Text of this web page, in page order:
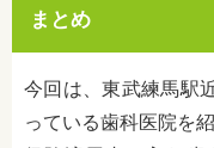
まとめ
今回は、東武練馬駅
っている歯科医院を